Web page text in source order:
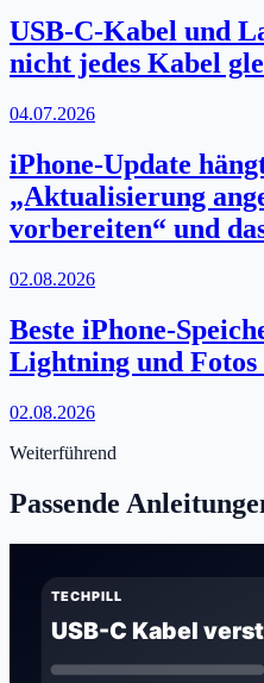
USB-C-Kabel und
nicht jedes Kabel
04.07.2026
iPhone-Update
„Aktualisierung
vorbereiten“ und
02.08.2026
Beste iPhone-
Lightning und Fotos
02.08.2026
Weiterführend
Passende